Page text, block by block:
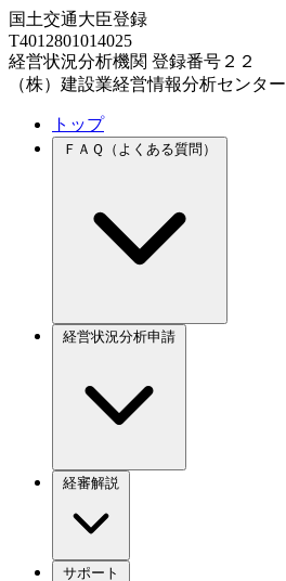
国土交通大臣登録
T4012801014025
経営状況分析機関 登録番号２２
（株）建設業経営情報分析センター
トップ
ＦＡＱ（よくある質問）
経営状況分析申請
経審解説
サポート